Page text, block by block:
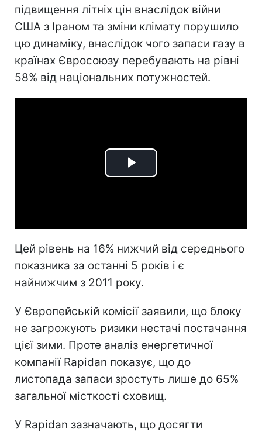
підвищення літніх цін внаслідок війни
США з Іраном та зміни клімату порушило
цю динаміку, внаслідок чого запаси газу в
країнах Євросоюзу перебувають на рівні
58% від національних потужностей.
Play
Цей рівень на 16% нижчий від середнього
показника за останні 5 років і є
найнижчим з 2011 року.
У Європейській комісії заявили, що блоку
не загрожують ризики нестачі постачання
цієї зими. Проте аналіз енергетичної
компанії Rapidan показує, що до
листопада запаси зростуть лише до 65%
загальної місткості сховищ.
У Rapidan зазначають, що досягти